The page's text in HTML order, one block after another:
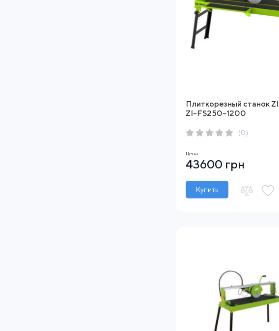
Плиткорезный станок
ZI-FS250-1200
(0)
Цена
43600 грн
Купить